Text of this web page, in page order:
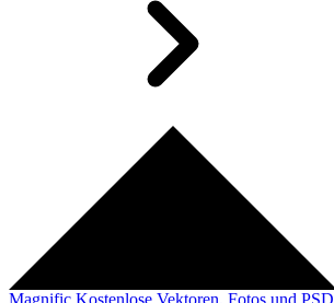
Magnific Kostenlose Vektoren, Fotos und PSD